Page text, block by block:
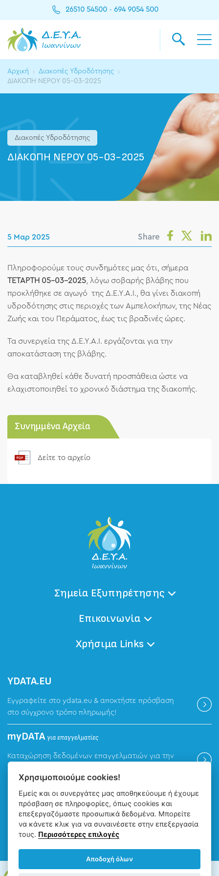
26510 54500 - 694 9054 500
Αρχική
Διακοπές Υδροδότησης
ΔΙΑΚΟΠΗ ΝΕΡΟΥ 05-03-2025
Διακοπές Υδροδότησης
ΔΙΑΚΟΠΗ ΝΕΡΟΥ 05-03-2025
5 Μαρ 2025 Share
Πληροφορούμε τους συνδημότες μας ότι, σήμερα
ΤΕΤΑΡΤΗ 05-03-2025, λόγω σοβαρής βλάβης που
προκλήθηκε σε αγωγό της Δ.Ε.Υ.Α.Ι., θα γίνει διακοπή
υδροδότησης στις περιοχές των Αμπελοκήπων, της Νέας
Ζωής και του Περάματος, έως τις βραδινές ώρες.
Τα συνεργεία της Δ.Ε.Υ.Α.Ι. εργάζονται για την
αποκατάσταση της βλάβης.
Θα καταβληθεί κάθε δυνατή προσπάθεια ώστε να
ελαχιστοποιηθεί το χρονικό διάστημα της διακοπής.
Συνημμένα Αρχεία
Δείτε το αρχείο
Σημεία Εξυπηρέτησης
Επικοινωνία
Χρήσιμα Links
ΥDATA.EU
Εγγραφείτε στο ydata.eu & αποκτήστε πρόσβαση
στο σύγχρονο τρόπο πληρωμής!
myDATAγια επαγγελματίες
Καταχώρηση δεδομένων επαγγελματιών για την
Βρείτε μας
Χρησιμοποιούμε cookies!
Εμείς και οι συνεργάτες μας αποθηκεύουμε ή έχουμε
πρόσβαση σε πληροφορίες, όπως cookies και
επεξεργαζόμαστε προσωπικά δεδομένα. Μπορείτε
να κάνετε κλικ για να συναινέσετε στην επεξεργασία
τους. Περισσότερες επιλογές
Αποδοχή όλων